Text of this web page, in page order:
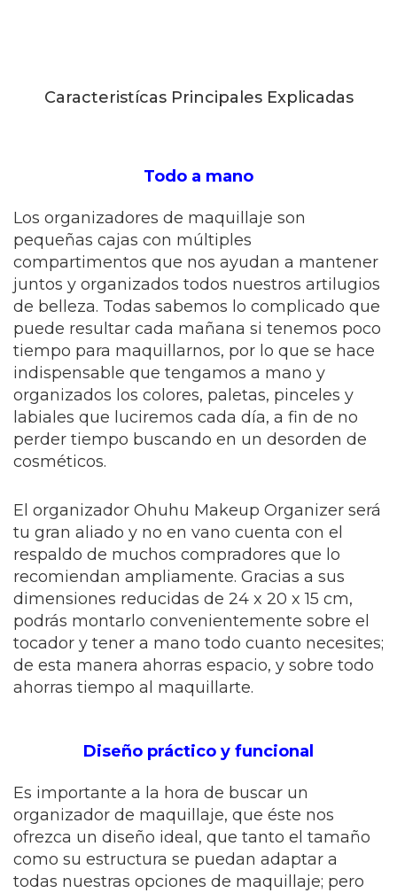
Caracteristícas Principales Explicadas
Todo a mano
Los organizadores de maquillaje son
pequeñas cajas con múltiples
compartimentos que nos ayudan a mantener
juntos y organizados todos nuestros artilugios
de belleza. Todas sabemos lo complicado que
puede resultar cada mañana si tenemos poco
tiempo para maquillarnos, por lo que se hace
indispensable que tengamos a mano y
organizados los colores, paletas, pinceles y
labiales que luciremos cada día, a fin de no
perder tiempo buscando en un desorden de
cosméticos.
El organizador Ohuhu Makeup Organizer será
tu gran aliado y no en vano cuenta con el
respaldo de muchos compradores que lo
recomiendan ampliamente. Gracias a sus
dimensiones reducidas de 24 x 20 x 15 cm,
podrás montarlo convenientemente sobre el
tocador y tener a mano todo cuanto necesites;
de esta manera ahorras espacio, y sobre todo
ahorras tiempo al maquillarte.
Diseño práctico y funcional
Es importante a la hora de buscar un
organizador de maquillaje, que éste nos
ofrezca un diseño ideal, que tanto el tamaño
como su estructura se puedan adaptar a
todas nuestras opciones de maquillaje; pero